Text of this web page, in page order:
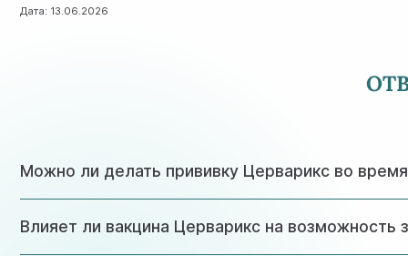
Дата: 13.06.2026
Можно ли делать прививку Церварикс во
время.
Влияет ли вакцина Церварикс на возможность